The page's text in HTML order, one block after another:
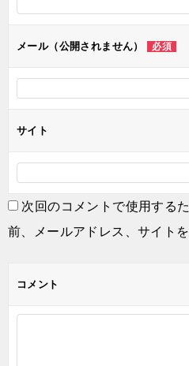
メール（公開されません） 必須
サイト
次回のコメントで使用する
前、メールアドレス、サイトを
コメント